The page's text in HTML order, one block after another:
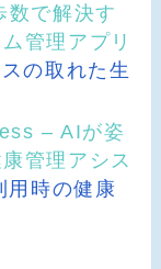
で解決す
管理アプリ
の取れた生
– AIが姿
管理アシス
用時の健康